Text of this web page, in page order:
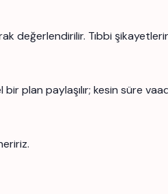
değerlendirilir. Tıbbi
plan paylaşılır; kesin süre